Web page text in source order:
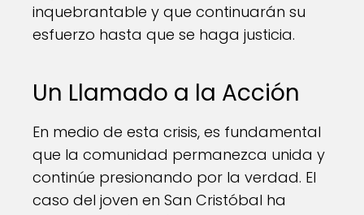
inquebrantable y que continuarán su
esfuerzo hasta que se haga justicia.
Un Llamado a la Acción
En medio de esta crisis, es fundamental
que la comunidad permanezca unida y
continúe presionando por la verdad. El
caso del joven en San Cristóbal ha